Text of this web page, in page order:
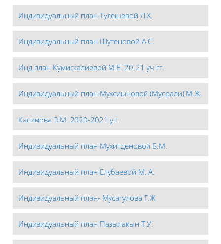
Индивидуальный план Тулешевой Л.Х.
Индивидуальный план Шутеновой А.С.
Инд план Кумискалиевой М.Е. 20-21 уч гг.
Индивидуальный план Мухсиыновой (Мусрали) М.Ж.
Касимова З.М. 2020-2021 у.г.
Индивидуальный план Мухитденовой Б.М.
Индивидуальный план Елубаевой М. А.
Индивидуальный план- Мусагулова Г.Ж
Индивидуальный план Пазылакын Т.У.